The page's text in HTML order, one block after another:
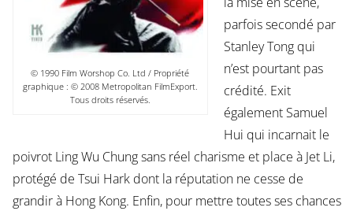
© 1990 Film Worshop Co. Ltd / Propriété
graphique : © 2008 Metropolitan FilmExport.
Tous droits réservés.
parfois secondé par
Stanley Tong qui
n’est pourtant pas
crédité. Exit
également Samuel
Hui qui incarnait le
poivrot Ling Wu Chung sans réel charisme et place à Jet Li,
protégé de Tsui Hark dont la réputation ne cesse de
grandir à Hong Kong. Enfin, pour mettre toutes ses chances